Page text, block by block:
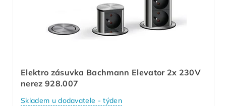
Elektro zásuvka Bachmann Elevator 2x 230V
nerez 928.007
Skladem u dodavatele - týden